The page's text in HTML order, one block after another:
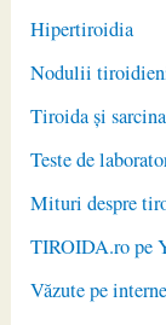
Hipertiroidia
Nodulii
Tiroida și sarcina
Teste de
Mituri despre
TIROIDA.ro pe
Văzute pe